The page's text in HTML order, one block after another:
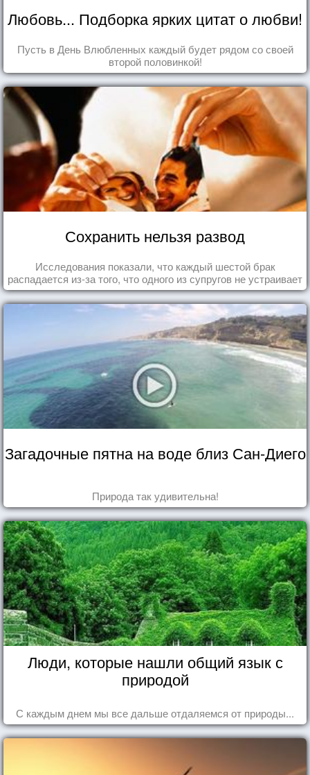
Любовь... Подборка ярких цитат о любви!
Пусть в День Влюбленных каждый будет рядом со своей
второй половинкой!
Сохранить нельзя развод
Исследования показали, что каждый шестой брак
распадается из-за того, что одного из супругов не устраивает
та роль, которая выпала ему в семье.
Загадочные пятна на воде близ Сан-Диего
Природа так удивительна!
Люди, которые нашли общий язык с
природой
С каждым днем мы все дальше отдаляемся от природы...